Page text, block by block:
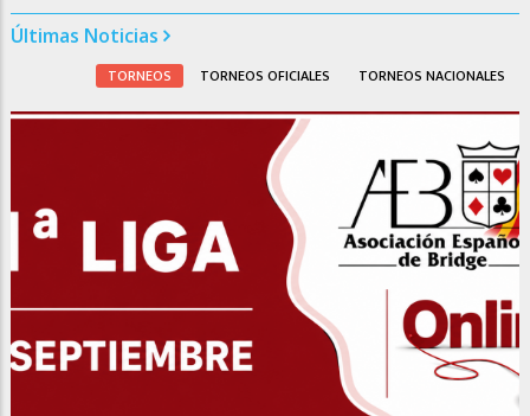
Últimas Noticias
TORNEOS TORNEOS OFICIALES TORNEOS NACIONALES